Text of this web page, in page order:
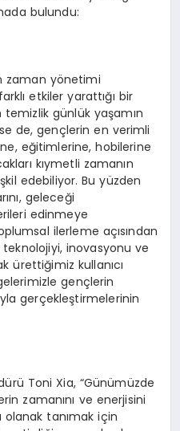
bulundu:
zaman yönetimi
etkiler yarattığı bir
günlük yaşamın
de, gençlerin en verimli
eğitimlerine, hobilerine
kıymetli zamanın
edebiliyor. Bu yüzden
geleceği
edinmeye
ilerleme açısından
inovasyonu ve
ürettiğimiz kullanıcı
gençlerin
gerçekleştirmelerinin
Toni Xia, “Günümüzde
zamanını ve enerjisini
tanımak için